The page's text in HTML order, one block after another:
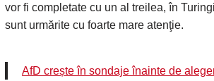
vor fi completate cu un al treilea, în
sunt urmărite cu foarte mare atenţie.
AfD crește în sondaje înainte de